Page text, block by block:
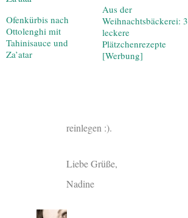
Ofenkürbis nach
Ottolenghi mit
Tahinisauce und
Za’atar
Aus der
Weihnachtsbäckerei: 3
leckere
Plätzchenrezepte
[Werbung]
reinlegen :).
Liebe Grüße,
Nadine